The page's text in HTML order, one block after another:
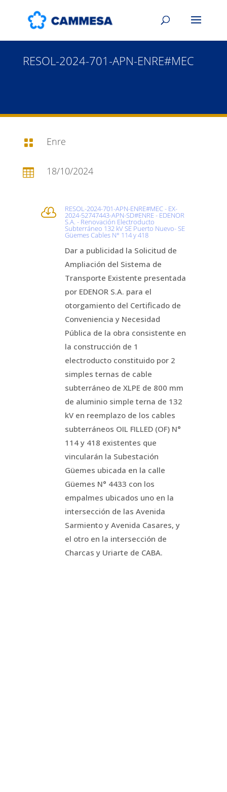
RESOL-2024-701-APN-ENRE#MEC
 Enre
 18/10/2024
 RESOL-2024-701-APN-ENRE#MEC - EX-
2024-52747443-APN-SD#ENRE - EDENOR
S.A. - Renovación Electroducto
Subterráneo 132 kV SE Puerto Nuevo- SE
Güemes Cables N° 114 y 418
Dar a publicidad la Solicitud de
Ampliación del Sistema de
Transporte Existente presentada
por EDENOR S.A. para el
otorgamiento del Certificado de
Conveniencia y Necesidad
Pública de la obra consistente en
la construcción de 1
electroducto constituido por 2
simples ternas de cable
subterráneo de XLPE de 800 mm
de aluminio simple terna de 132
kV en reemplazo de los cables
subterráneos OIL FILLED (OF) N°
114 y 418 existentes que
vincularán la Subestación
Güemes ubicada en la calle
Güemes N° 4433 con los
empalmes ubicados uno en la
intersección de las Avenida
Sarmiento y Avenida Casares, y
el otro en la intersección de
Charcas y Uriarte de CABA.